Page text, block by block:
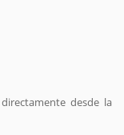
desde la